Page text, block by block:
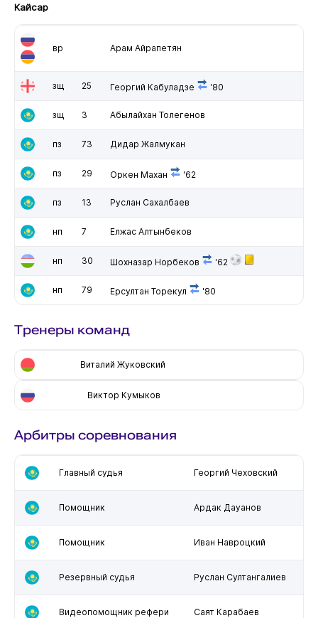
Кайсар
вр Арам Айрапетян
зщ 25 Георгий Кабуладзе '80
зщ 3 Абылайхан Толегенов
пз 73 Дидар Жалмукан
пз 29 Оркен Махан '62
пз 13 Руслан Сахалбаев
нп 7 Елжас Алтынбеков
нп 30 Шохназар Норбеков '62
нп 79 Ерсултан Торекул '80
Тренеры команд
Виталий Жуковский
Виктор Кумыков
Арбитры соревнования
Главный судья Георгий Чеховский
Помощник Ардак Дауанов
Помощник Иван Навроцкий
Резервный судья Руслан Султангалиев
Видеопомощник рефери Саят Карабаев